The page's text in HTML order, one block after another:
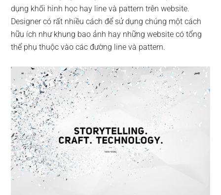
dụng khối hình học hay line và pattern trên website.
Designer có rất nhiều cách để sử dụng chúng một cách
hữu ích như khung bao ảnh hay những website có tổng
thể phụ thuộc vào các đường line và pattern.